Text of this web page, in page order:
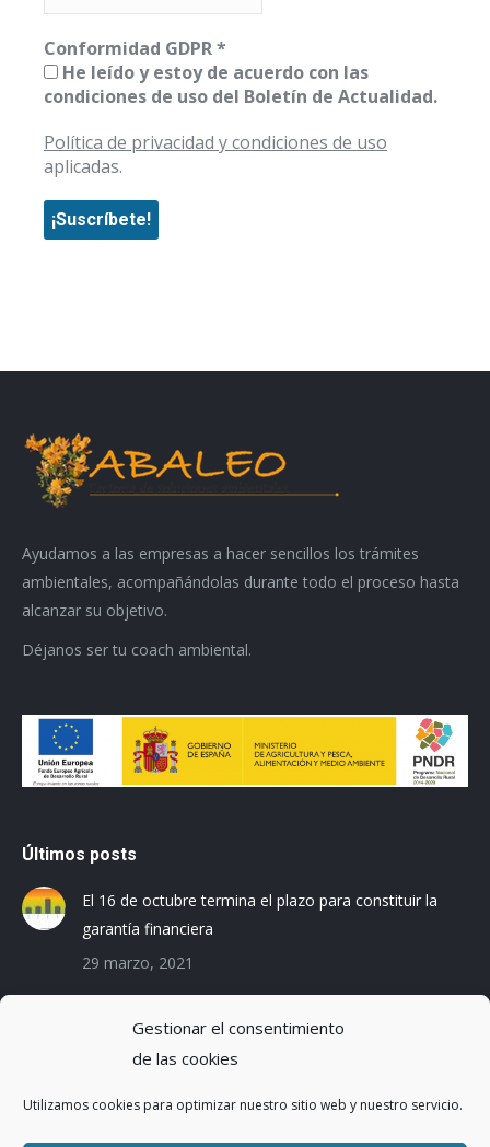
Gestionar el consentimiento
de las cookies
Utilizamos cookies para optimizar nuestro sitio web y nuestro servicio.
Conformidad GDPR*
He leído y estoy de acuerdo con las
condiciones de uso del Boletín de Actualidad.
Política de privacidad y condiciones de uso
aplicadas.
Ayudamos a las empresas a hacer sencillos los trámites
ambientales, acompañándolas durante todo el proceso hasta
alcanzar su objetivo.
Déjanos ser tu coach ambiental.
Últimos posts
El 16 de octubre termina el plazo para constituir la
garantía financiera
29 marzo, 2021
de la Huella de Carbono
3 diciembre, 2019
Reduciendo la Huella Hídrica en una planta de